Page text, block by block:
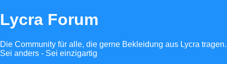
Lycra Forum
Die Community für alle, die gerne Bekleidung aus Lycra tragen.
Sei anders - Sei einzigartig